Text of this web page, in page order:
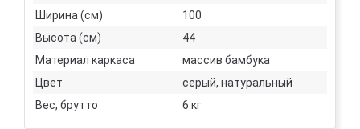
Ширина (см)
100
Высота (см)
44
Материал каркаса
массив бамбука
Цвет
серый, натуральный
Вес, брутто
6 кг